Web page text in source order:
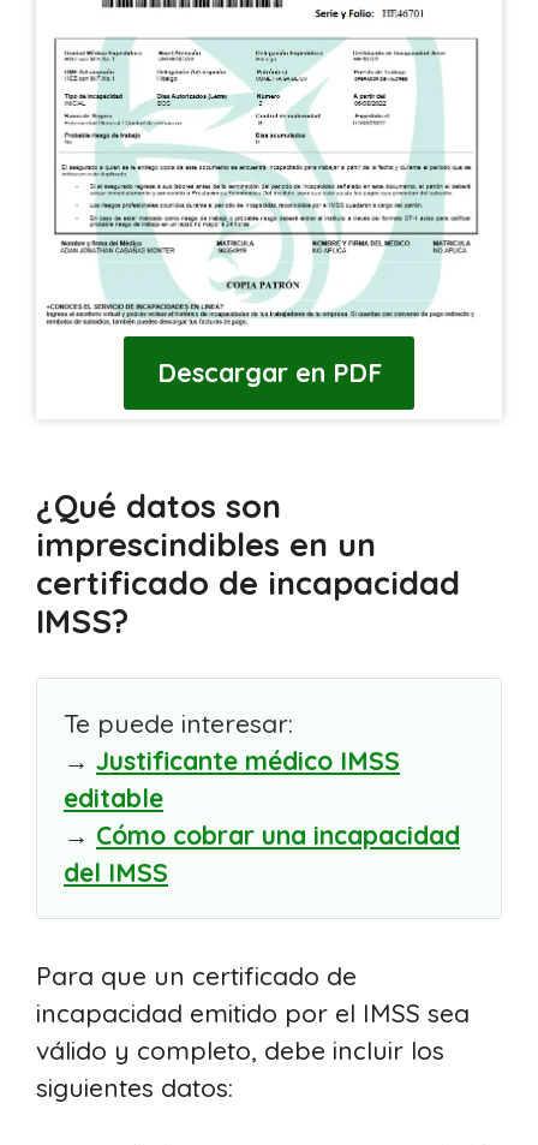
Descargar en PDF
¿Qué datos son
imprescindibles en un
certificado de incapacidad
IMSS?
Te puede interesar:
→ Justificante médico IMSS
editable
→ Cómo cobrar una incapacidad
del IMSS
Para que un certificado de
incapacidad emitido por el IMSS sea
válido y completo, debe incluir los
siguientes datos: